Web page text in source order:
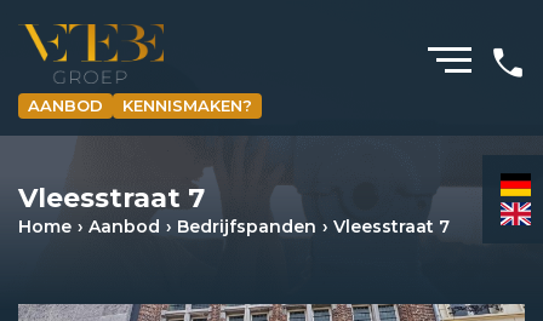
AANBOD KENNISMAKEN?
HOMEPAGINA
WONING­MAKELAARDIJ
HYPOTHEKEN
Vleesstraat 7
Home Aanbod Bedrijfspanden Vleesstraat 7